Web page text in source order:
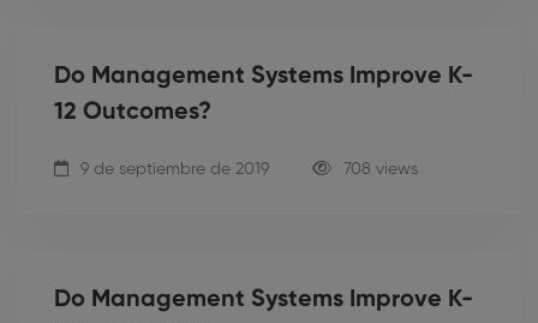
Do Management Systems Improve K-
12 Outcomes?
9 de septiembre de 2019 708 views
Do Management Systems Improve K-